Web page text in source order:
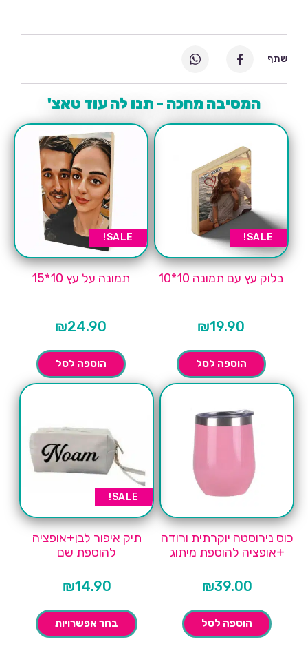
המסיבה מחכה - תנו לה עוד טאצ'
SALE!
בלוק עץ עם תמונה 10*10
₪19.90
הוספה לסל
SALE!
תמונה על עץ 10*15
₪24.90
הוספה לסל
כוס נירוסטה יוקרתית ורודה
+אופציה להוספת מיתוג
₪39.00
הוספה לסל
SALE!
תיק איפור לבן+אופציה
להוספת שם
₪14.90
בחר אפשרויות
שתף